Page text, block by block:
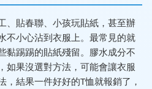
、貼春聯、小孩玩貼紙，甚至辦
不小心沾到衣服上。最常見的就
黏踢踢的貼紙殘留。膠水成分不
如果沒選對方法，可能會讓衣服
，結果一件好好的T恤就報銷了，